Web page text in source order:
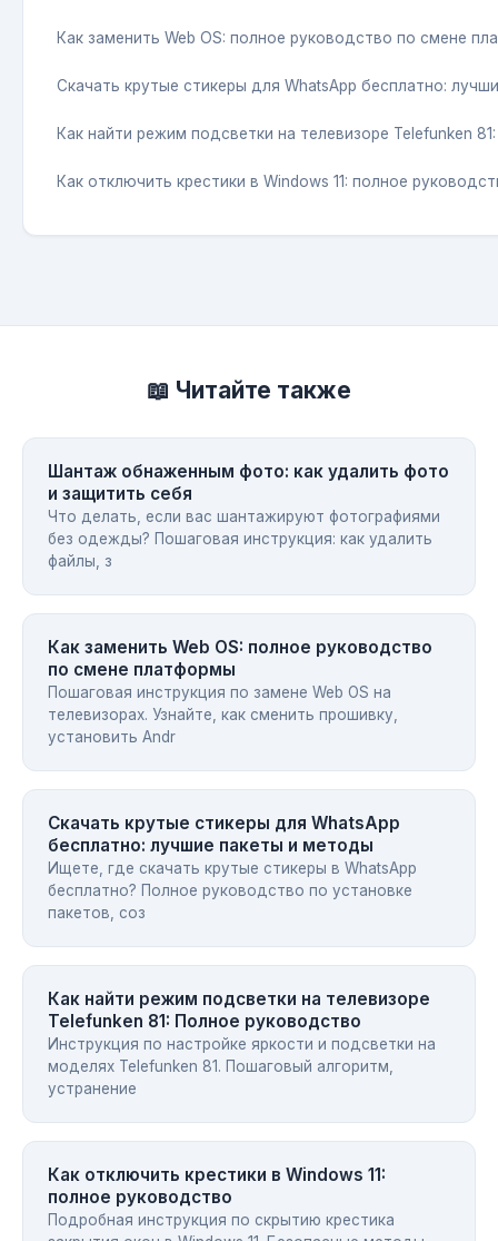
Как заменить Web OS: полное руководство по смене
Скачать крутые стикеры для WhatsApp бесплатно:
Как найти режим подсветки на телевизоре Telefunken
Как отключить крестики в Windows 11: полное
📖 Читайте также
Шантаж обнаженным фото: как удалить фото
и защитить себя
Что делать, если вас шантажируют фотографиями
без одежды? Пошаговая инструкция: как удалить
файлы, з
Как заменить Web OS: полное руководство
по смене платформы
Пошаговая инструкция по замене Web OS на
телевизорах. Узнайте, как сменить прошивку,
установить Andr
Скачать крутые стикеры для WhatsApp
бесплатно: лучшие пакеты и методы
Ищете, где скачать крутые стикеры в WhatsApp
бесплатно? Полное руководство по установке
пакетов, соз
Как найти режим подсветки на телевизоре
Telefunken 81: Полное руководство
Инструкция по настройке яркости и подсветки на
моделях Telefunken 81. Пошаговый алгоритм,
устранение
Как отключить крестики в Windows 11:
полное руководство
Подробная инструкция по скрытию крестика